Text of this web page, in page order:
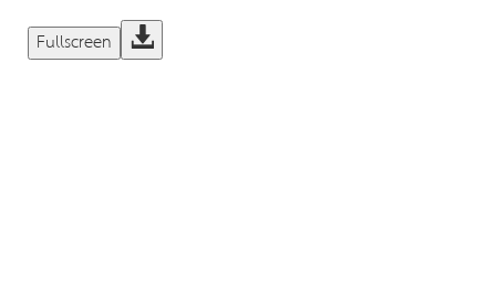
Fullscreen